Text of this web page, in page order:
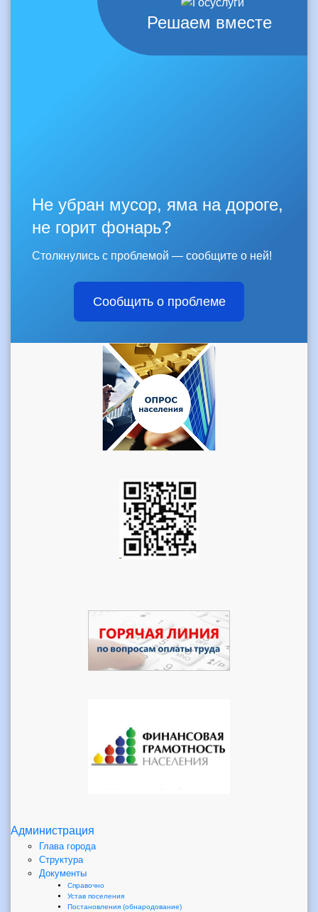
Решаем вместе
Не убран мусор, яма на дороге,
не горит фонарь?
Столкнулись с проблемой — сообщите о ней!
Сообщить о проблеме
Администрация
Глава города
Структура
Документы
Справочно
Устав поселения
Постановления (обнародование)